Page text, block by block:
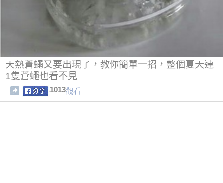
天熱蒼蠅又要出現了，教你簡單一招，整個夏天連
1隻蒼蠅也看不見
1013觀看